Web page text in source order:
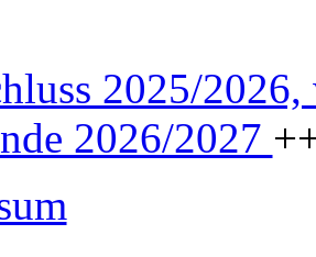
2025/
2026/2027